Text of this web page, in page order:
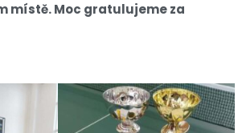
místě. Moc gratulujeme za